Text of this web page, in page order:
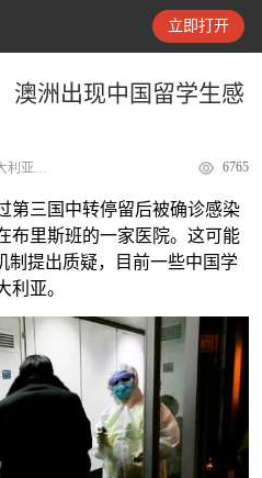
立即打开
新闻
澳洲出现中国留学生感
6765
第三国中转停留后被确诊感染
布里斯班的一家医院。这可能
制提出质疑，目前一些中国学
利亚。